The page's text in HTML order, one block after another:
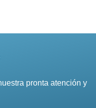
pronta atención y